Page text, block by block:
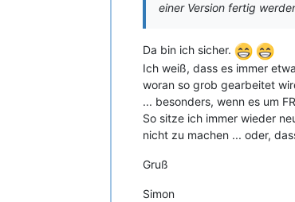
einer Version fertig
Da bin ich sicher.
Ich weiß, dass es immer
woran so grob gearbeitet
... besonders, wenn es um
So sitze ich immer wieder
nicht zu machen ... oder,
Gruß
Simon